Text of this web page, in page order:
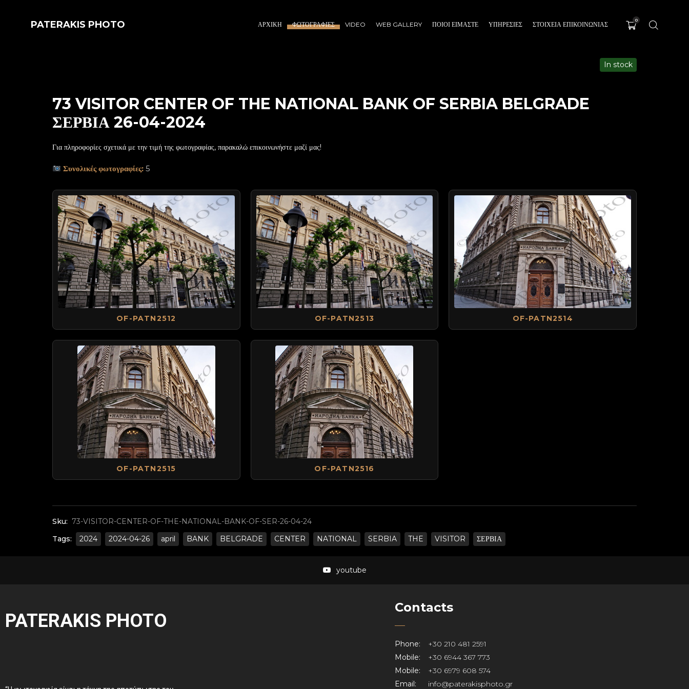
PATERAKIS PHOTO ΑΡΧΙΚΉ ΦΩΤΟΓΡΑΦΊΕΣ VIDEO WEB GALLERY ΠΟΙΟΙ ΕΊΜΑΣΤΕ ΥΠΗΡΕΣΊΕΣ ΣΤΟΙΧΕΙΑ ΕΠΙΚΟΙΝΩΝΙΑΣ
0
73 VISITOR CENTER OF THE NATIONAL BANK OF SERBIA BELGRADE
ΣΕΡΒΙΑ 26-04-2024
In stock
Sku: 73-VISITOR-CENTER-OF-THE-NATIONAL-BANK-OF-SER-26-04-24
Tags:
2024 2024-04-26 april BANK BELGRADE CENTER NATIONAL SERBIA THE VISITOR ΣΕΡΒΙΑ
Για πληροφορίες σχετικά με την τιμή της φωτογραφίας, παρακαλώ επικοινωνήστε μαζί μας!
Συνολικές φωτογραφίες: 5
OF-PATN2512 OF-PATN2513 OF-PATN2514
OF-PATN2515 OF-PATN2516
youtube
PATERAKIS PHOTO
Contacts
Phone:
+30 210 481 2591
Mobile:
+30 6944 367 773
Mobile:
+30 6979 608 574
Email:
info@paterakisphoto.gr